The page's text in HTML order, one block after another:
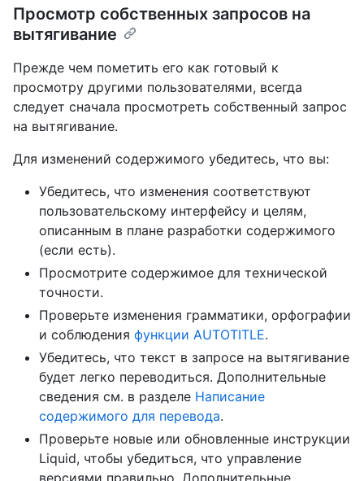
Просмотр собственных запросов на
вытягивание
Прежде чем пометить его как готовый к
просмотру другими пользователями, всегда
следует сначала просмотреть собственный запрос
на вытягивание.
Для изменений содержимого убедитесь, что вы:
Убедитесь, что изменения соответствуют
пользовательскому интерфейсу и целям,
описанным в плане разработки содержимого
(если есть).
Просмотрите содержимое для технической
точности.
Проверьте изменения грамматики, орфографии
и соблюдения функции AUTOTITLE.
Убедитесь, что текст в запросе на вытягивание
будет легко переводиться. Дополнительные
сведения см. в разделе Написание
содержимого для перевода.
Проверьте новые или обновленные инструкции
Liquid, чтобы убедиться, что управление